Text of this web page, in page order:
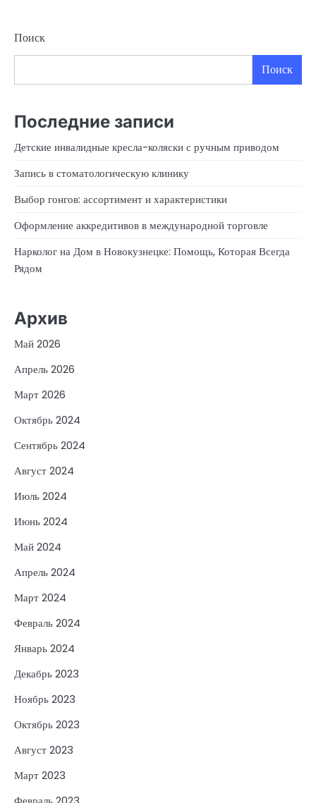
Поиск
Поиск
Последние записи
Детские инвалидные кресла-коляски с ручным приводом
Запись в стоматологическую клинику
Выбор гонгов: ассортимент и характеристики
Оформление аккредитивов в международной торговле
Нарколог на Дом в Новокузнецке: Помощь, Которая Всегда
Рядом
Архив
Май 2026
Апрель 2026
Март 2026
Октябрь 2024
Сентябрь 2024
Август 2024
Июль 2024
Июнь 2024
Май 2024
Апрель 2024
Март 2024
Февраль 2024
Январь 2024
Декабрь 2023
Ноябрь 2023
Октябрь 2023
Август 2023
Март 2023